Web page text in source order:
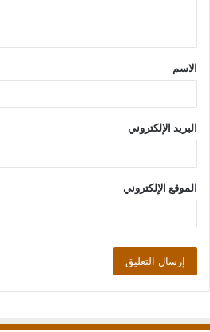
ق
*
الاسم
البريد الإلكتروني
الموقع الإلكتروني